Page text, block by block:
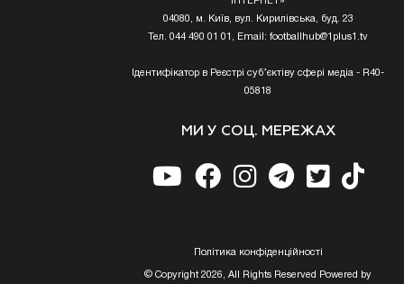
04080, м. Київ, вул. Кирилівська, буд. 23
Тел. 044 490 01 01, Email: footballhub@1plus1.tv
Ідентифікатор в Реєстрі суб’єктіву сфері медіа - R40-
05818
МИ У СОЦ. МЕРЕЖАХ
Полiтика конфiденцiйностi
© Copyright 2026, All Rights Reserved Powered by